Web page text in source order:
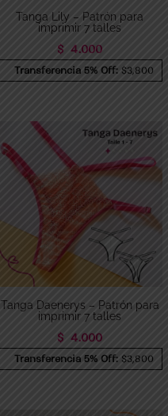
Tanga Lily – Patrón para
imprimir 7 talles
$ 4.000
Transferencia 5% Off: $3,800
Tanga Daenerys – Patrón para
imprimir 7 talles
$ 4.000
Transferencia 5% Off: $3,800